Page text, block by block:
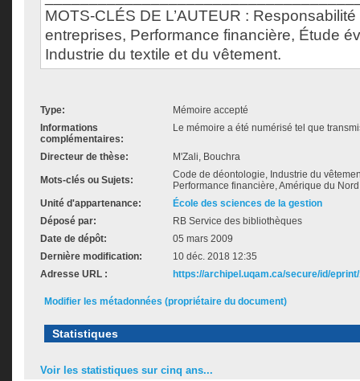
MOTS-CLÉS DE L’AUTEUR :
entreprises, Performance financière, Étude
Industrie du textile et du vêtement.
Type:
Mémoire accepté
Informations
complémentaires:
Le mémoire a été numérisé tel que
Directeur de thèse: M'Zali, Bouchra
Mots-clés ou Sujets:
Code de déontologie, Industrie du
Performance financière, Amérique du Nord
Unité d'appartenance:
École des sciences de la gestion
Déposé par:
RB Service des bibliothèques
Date de dépôt:
05 mars 2009
Dernière modification:
10 déc. 2018 12:35
Adresse URL :
https://archipel.uqam.ca/secure/id/
Modifier les métadonnées (propriétaire du document)
Statistiques
Voir les statistiques sur cinq ans...